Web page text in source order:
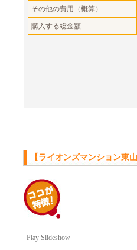
その他の費用（概算）
購入する総金額
【ライオンズマンション
Play Slideshow